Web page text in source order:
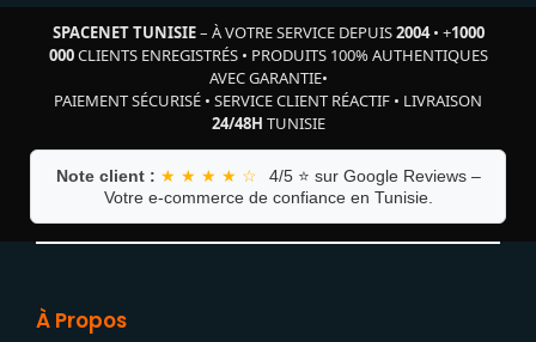
SPACENET TUNISIE– À VOTRE SERVICE DEPUIS2004• +1000
000CLIENTS ENREGISTRÉS• PRODUITS 100% AUTHENTIQUES
AVEC GARANTIE•
PAIEMENT SÉCURISÉ • SERVICE CLIENT RÉACTIF • LIVRAISON
24/48H TUNISIE
Note client : ★ ★ ★ ★ ☆
4/5 ⭐ sur Google Reviews –
Votre e-commerce de confiance en Tunisie.
À Propos